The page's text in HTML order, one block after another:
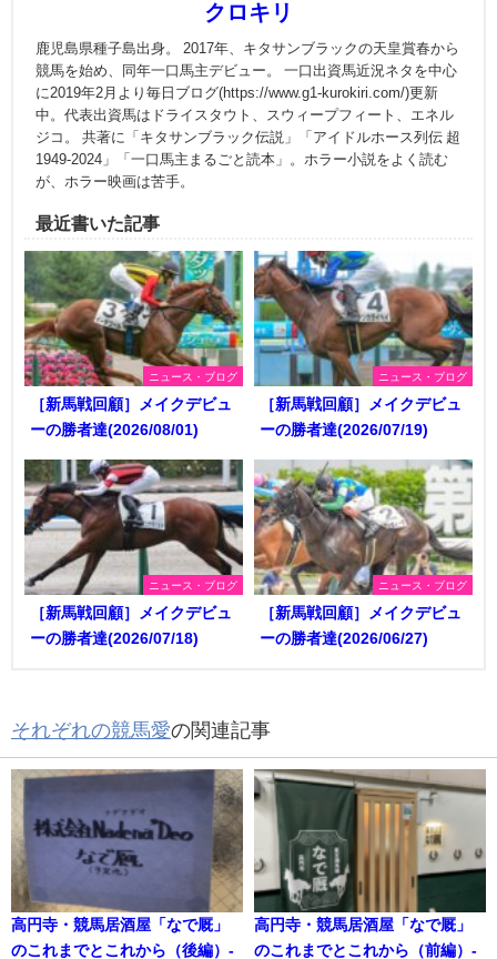
クロキリ
鹿児島県種子島出身。 2017年、キタサンブラックの天皇賞春から
競馬を始め、同年一口馬主デビュー。 一口出資馬近況ネタを中心
に2019年2月より毎日ブログ(https://www.g1-kurokiri.com/)更新
中。代表出資馬はドライスタウト、スウィープフィート、エネル
ジコ。 共著に「キタサンブラック伝説」「アイドルホース列伝 超
1949-2024」「一口馬主まるごと読本」。ホラー小説をよく読む
が、ホラー映画は苦手。
最近書いた記事
ニュース・ブログ
［新馬戦回顧］メイクデビュ
ーの勝者達(2026/08/01)
ニュース・ブログ
［新馬戦回顧］メイクデビュ
ーの勝者達(2026/07/19)
ニュース・ブログ
［新馬戦回顧］メイクデビュ
ーの勝者達(2026/07/18)
ニュース・ブログ
［新馬戦回顧］メイクデビュ
ーの勝者達(2026/06/27)
それぞれの競馬愛の関連記事
高円寺・競馬居酒屋「なで厩」
のこれまでとこれから（後編）-
高円寺・競馬居酒屋「なで厩」
のこれまでとこれから（前編）-